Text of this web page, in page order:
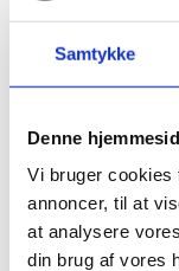
Samtykke
Denne
Vi bruger cookies
annoncer, til at
at analysere
din brug af vores
Arkitektu​r og